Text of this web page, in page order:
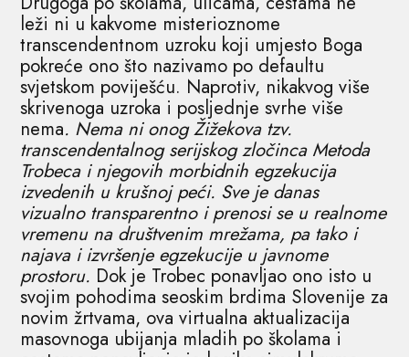
leži ni u kakvome misterioznome
transcendentnom uzroku koji umjesto Boga
pokreće ono što nazivamo po defaultu
svjetskom poviješću. Naprotiv, nikakvog više
skrivenoga uzroka i posljednje svrhe više
nema. Nema ni onog Žižekova tzv.
transcendentalnog serijskog zločinca Metoda
Trobeca i njegovih morbidnih egzekucija
izvedenih u krušnoj peći. Sve je danas
vizualno transparentno i prenosi se u realnome
vremenu na društvenim mrežama, pa tako i
najava i izvršenje egzekucije u javnome
prostoru. Dok je Trobec ponavljao ono isto u
svojim pohodima seoskim brdima Slovenije za
novim žrtvama, ova virtualna aktualizacija
masovnoga ubijanja mladih po školama i